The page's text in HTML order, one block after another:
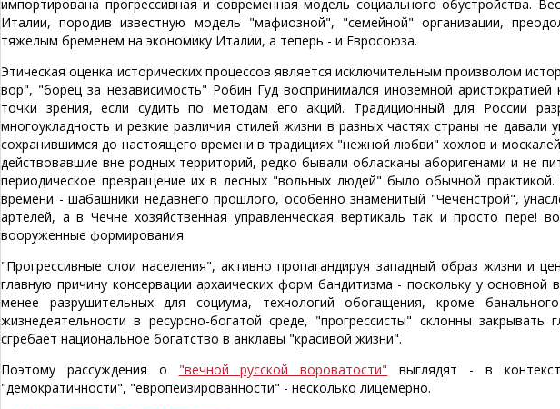
импортирована прогрессивная и современная модель социального обустройства.
Италии, породив известную модель "мафиозной", "семейной" организации,
тяжелым бременем на экономику Италии, а теперь - и Евросоюза.
Этическая оценка исторических процессов является исключительным произволом
вор", "борец за независимость" Робин Гуд воспринимался иноземной
точки зрения, если судить по методам его акций. Традиционный для России
многоукладность и резкие различия стилей жизни в разных частях страны не давали
сохранившимся до настоящего времени в традициях "нежной любви" хохлов и
действовавшие вне родных территорий, редко бывали обласканы аборигенами и не
периодическое превращение их в лесных "вольных людей" было обычной
времени - шабашники недавнего прошлого, особенно знаменитый "Чеченстрой",
артелей, а в Чечне хозяйственная управленческая вертикаль так и просто пере!
вооруженные формирования.
"Прогрессивные слои населения", активно пропагандируя западный образ жизни и
главную причину консервации архаических форм бандитизма - поскольку у основной
менее разрушительных для социума, технологий обогащения, кроме
жизнедеятельности в ресурсно-богатой среде, "прогрессисты" склонны
сгребает национальное богатство в анклавы "красивой жизни".
Поэтому рассуждения о "вечной русской вороватости" выглядят - в
"демократичности", "европеизированности" - несколько лицемерно.